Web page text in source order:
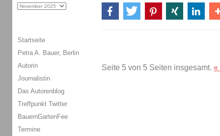
Seite 5 von 5 Seiten insgesamt. «
Startseite
Petra A. Bauer, Berlin
Autorin
Journalistin
Das Autorenblog
Treffpunkt Twitter
BauernGartenFee
Termine